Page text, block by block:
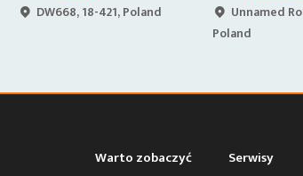
Unnamed Road, 19-104,
Góra
Góra Strękowa,
Warto zobaczyć Serwisy